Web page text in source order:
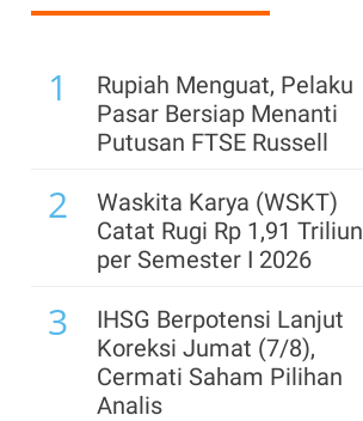
1
Rupiah Menguat, Pelaku
Pasar Bersiap Menanti
Putusan FTSE Russell
2
Waskita Karya (WSKT)
Catat Rugi Rp 1,91 Triliun
per Semester I 2026
3
IHSG Berpotensi Lanjut
Koreksi Jumat (7/8),
Cermati Saham Pilihan
Analis